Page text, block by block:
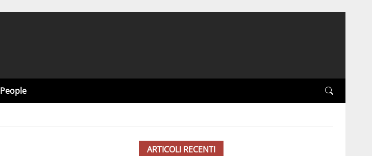
People
ARTICOLI RECENTI